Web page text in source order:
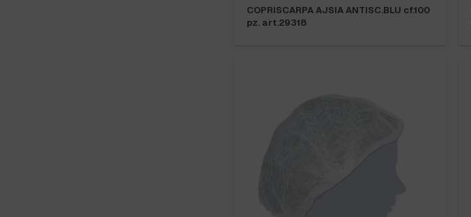
COPRISCARPA AJSIA ANTISC.BLU cf.100
pz. art.29318